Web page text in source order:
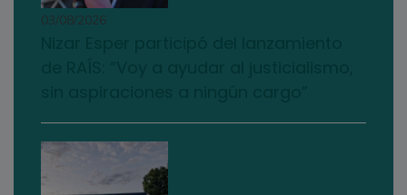
03/08/2026